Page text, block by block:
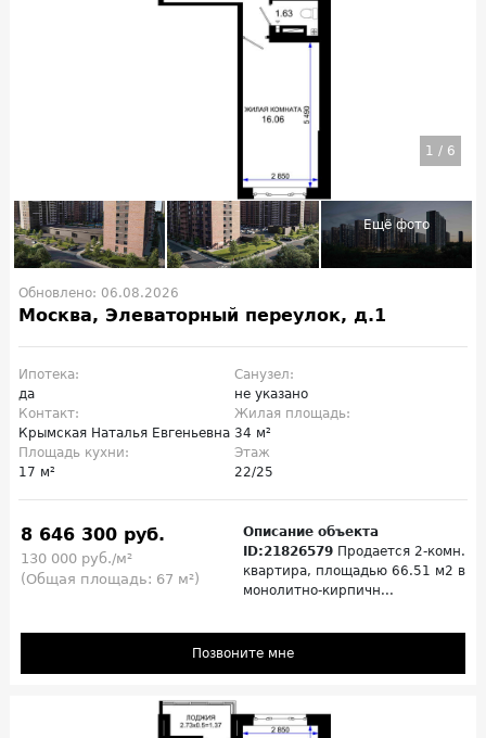
1 / 6
Обновлено: 06.08.2026
Москва, Элеваторный переулок, д.1
Ипотека:
да
Санузел:
не указано
Контакт:
Крымская Наталья Евгеньевна
Жилая площадь:
34 м²
Площадь кухни:
17 м²
Этаж
22/25
8 646 300 руб.
130 000 руб./м²
(Общая площадь: 67 м²)
Описание объекта
ID:21826579 Продается 2-комн.
квартира, площадью 66.51 м2 в
монолитно-кирпичн...
Позвоните мне